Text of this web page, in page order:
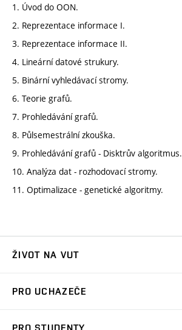
1. Úvod do OON.
2. Reprezentace informace I.
3. Reprezentace informace II.
4. Lineární datové strukury.
5. Binární vyhledávací stromy.
6. Teorie grafů.
7. Prohledávání grafů.
8. Půlsemestrální zkouška.
9. Prohledávání grafů - Disktrův algoritmus.
10. Analýza dat - rozhodovací stromy.
11. Optimalizace - genetické algoritmy.
ŽIVOT NA VUT
Koleje
PRO UCHAZEČE